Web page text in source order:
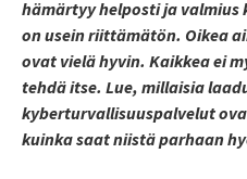
hämärtyy helposti ja valmius
on usein riittämätön. Oikea
ovat vielä hyvin. Kaikkea ei
tehdä itse. Lue, millaisia
kyberturvallisuuspalvelut
kuinka saat niistä parhaan